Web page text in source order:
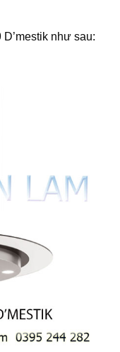
như sau: